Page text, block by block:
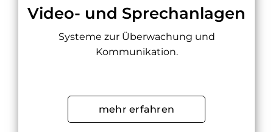
Video- und Sprechanlagen
Systeme zur Überwachung und
Kommunikation.
mehr erfahren